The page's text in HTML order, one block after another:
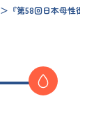
＞ 『第58回日本母性衛